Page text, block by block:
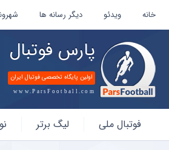
خانه ویدئو دیگر رسانه ها
پارس فوتبال
اولین پایگاه تخصصی فوتبال ایران
www.ParsFootball.com
فوتبال
فوتبال ملی لیگ برتر